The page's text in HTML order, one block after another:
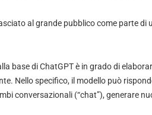
al grande pubblico come parte di
base di ChatGPT è in grado di
Nello specifico, il modello può
conversazionali (“chat”), generare